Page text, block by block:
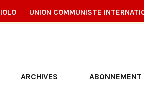
UNION COMMUNISTE
ARCHIVES ABONNEMENT